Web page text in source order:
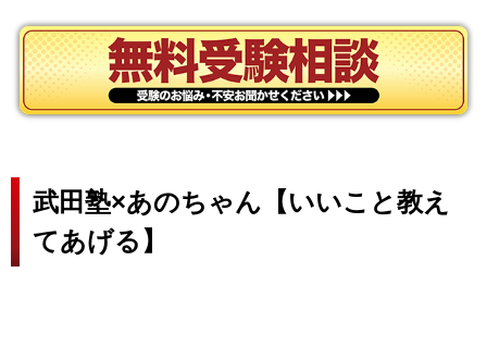
武田塾×あのちゃん【いいこと教え
てあげる】